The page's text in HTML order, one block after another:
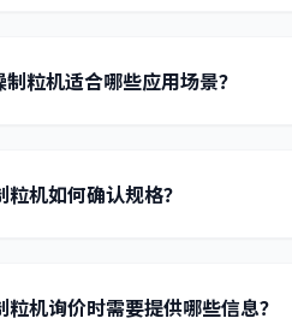
粒机适合哪些应用场景？
机如何确认规格？
粒机询价时需要提供哪些信息？